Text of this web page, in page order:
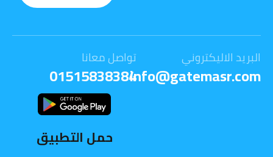
البريد الاليكتروني
info@gatemasr.com
تواصل معانا
01515838384
حمل التطبيق